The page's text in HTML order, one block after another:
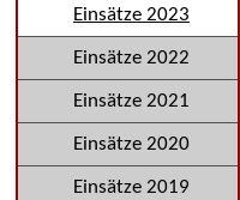
Einsätze 2023
Einsätze 2022
Einsätze 2021
Einsätze 2020
Einsätze 2019